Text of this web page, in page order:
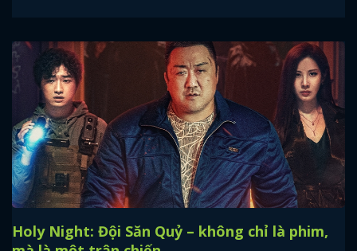
Holy Night: Đội Săn Quỷ – không chỉ là phim,